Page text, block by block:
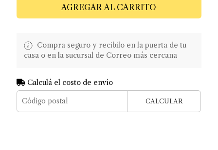
AGREGAR AL CARRITO
Compra seguro y recibilo en la puerta de tu
casa o en la sucursal de Correo más cercana
Calculá el costo de envío
CALCULAR